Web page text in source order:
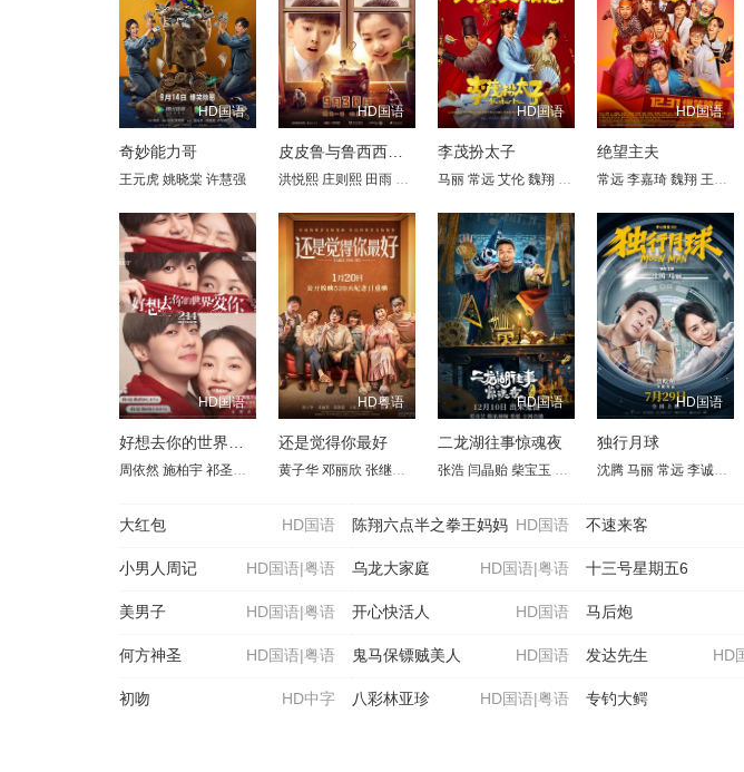
HD国语
奇妙能力哥
王元虎 姚晓棠 许慧强
HD国语
皮皮鲁与鲁西西之罐头小人
洪悦熙 庄则熙 田雨 刘一莹 于书瑶 温淳棣 刘向卿 李淏东 朱近桐 白瑶 郑渊洁
HD国语
李茂扮太子
马丽 常远 艾伦 魏翔 王成思 杜晓宇 陈冰 冯秦川 李
HD国语
绝望主夫
常远 李嘉琦 魏翔 王成思
HD国语
周依然 施柏宇 祁圣翰 魏允熙 白妤霏 彭杨 安娜伊思·马田 焦迈奇
HD粤语
还是觉得你最好
黄子华 邓丽欣 张继聪 王菀之 林明祯 陈湛文 廖子妤 古天乐 王丹妮 余香凝 黄德斌
HD国语
二龙湖往事惊魂夜
张浩 闫晶贻 柴宝玉 杜源 王奎荣 天赐
HD国语
独行月球
沈腾 马丽 常远 李诚儒
HD国语
大红包 HD国语
陈翔六点半之拳王妈妈 不速来客
HD国语|粤语
小男人周记 HD国语|粤语
乌龙大家庭 十三号星期五6
HD国语|粤语
美男子 HD国语
开心快活人 马后炮
HD国语|粤语
何方神圣 HD国语
鬼马保镖贼美人 HD
发达先生
HD中字
初吻 HD国语|粤语
八彩林亚珍 专钓大鳄